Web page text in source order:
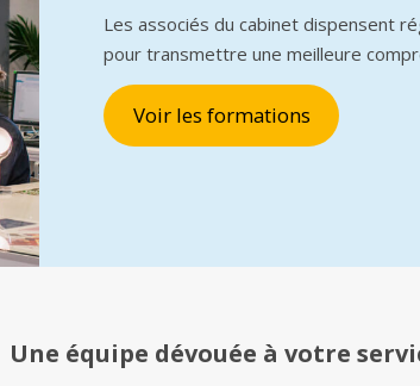
Les associés du cabinet dispensent
pour transmettre une meilleure
Voir les formations
Une équipe dévouée à votre